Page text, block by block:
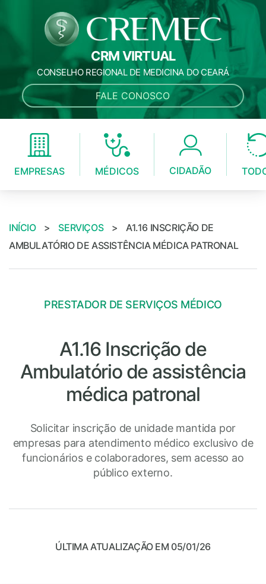
CRM VIRTUAL
CONSELHO REGIONAL DE MEDICINA DO CEARÁ
FALE CONOSCO
EMPRESAS MÉDICOS CIDADÃO
INÍCIO > SERVIÇOS >
A1.16 INSCRIÇÃO DE
AMBULATÓRIO DE ASSISTÊNCIA MÉDICA PATRONAL
PRESTADOR DE SERVIÇOS MÉDICO
A1.16 Inscrição de
Ambulatório de assistência
médica patronal
Solicitar inscrição de unidade mantida por
empresas para atendimento médico exclusivo de
funcionários e colaboradores, sem acesso ao
público externo.
ÚLTIMA ATUALIZAÇÃO EM 05/01/26